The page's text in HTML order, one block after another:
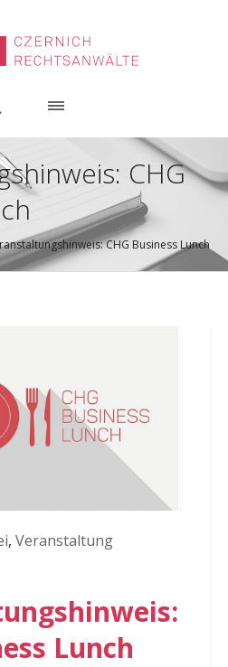
CHG
CHG Business Lunch
, Veranstaltung
Lunch